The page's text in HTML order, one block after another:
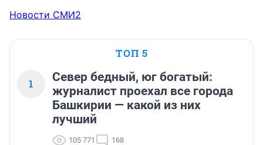
Новости СМИ2
ТОП 5
1
Север бедный, юг богатый:
журналист проехал все города
Башкирии — какой из них
лучший
105 771 168